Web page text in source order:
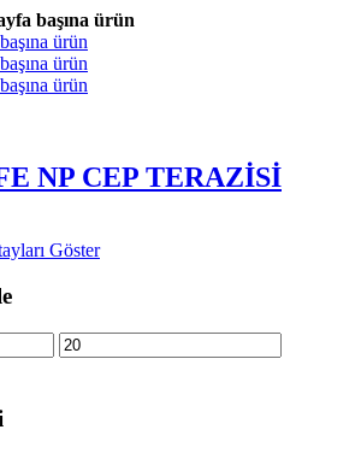
başına ürün
ürün
ürün
ürün
NP CEP TERAZİSİ
Göster
En
yüksek